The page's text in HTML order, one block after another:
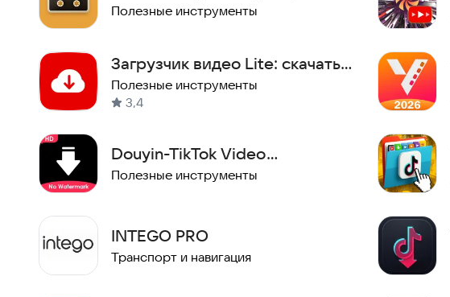
ютуба, YouTube — Cassette
Полезные инструменты
Загрузчик видео Lite: скачать
видео из интернета
Полезные инструменты
3,4
Douyin-TikTok Video
Downloader
Полезные инструменты
INTEGO PRO
Транспорт и навигация